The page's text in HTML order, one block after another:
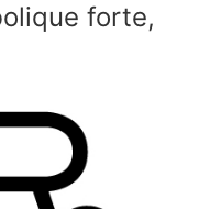
forte,